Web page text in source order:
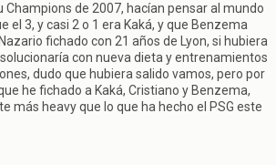
Champions de 2007, hacían pensar al mundo
el 3, y casi 2 o 1 era Kaká, y que Benzema
fichado con 21 años de Lyon, si hubiera
con nueva dieta y entrenamientos
dudo que hubiera salido vamos, pero por
he fichado a Kaká, Cristiano y Benzema,
más heavy que lo que ha hecho el PSG este